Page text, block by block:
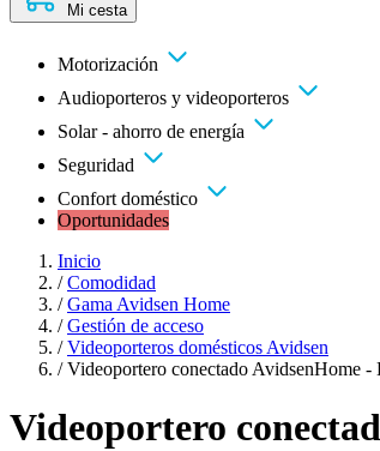
Seguridad
doméstico
Mi cesta
Motorización
Audioporteros y videoporteros
Solar - ahorro de energía
Seguridad
Confort doméstico
Oportunidades
Inicio
/ Comodidad
/ Gama Avidsen Home
/ Gestión de acceso
/ Videoporteros domésticos Avidsen
/ Videoportero conectado AvidsenHome -
Videoportero